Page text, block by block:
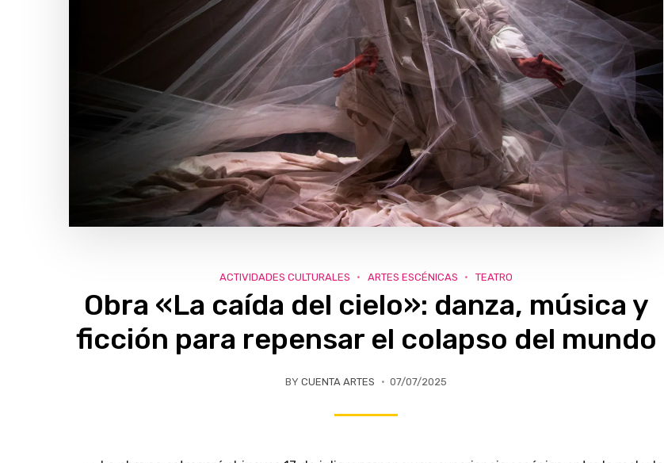
ACTIVIDADES CULTURALES ARTES ESCÉNICAS TEATRO
Obra «La caída del cielo»: danza, música y
ficción para repensar el colapso del mundo
BY CUENTA ARTES 07/07/2025